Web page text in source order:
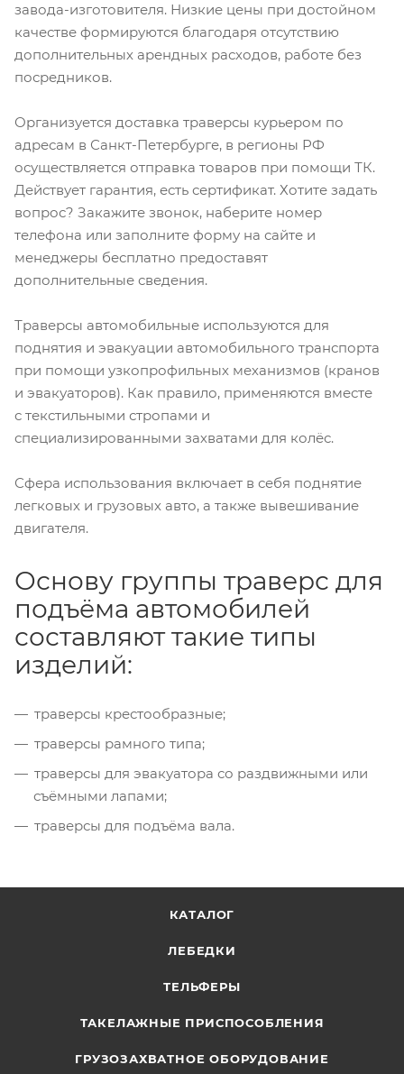
завода-изготовителя. Низкие цены при достойном
качестве формируются благодаря отсутствию
дополнительных арендных расходов, работе без
посредников.
Организуется доставка траверсы курьером по
адресам в Санкт-Петербурге, в регионы РФ
осуществляется отправка товаров при помощи ТК.
Действует гарантия, есть сертификат. Хотите задать
вопрос? Закажите звонок, наберите номер
телефона или заполните форму на сайте и
менеджеры бесплатно предоставят
дополнительные сведения.
Траверсы автомобильные используются для
поднятия и эвакуации автомобильного транспорта
при помощи узкопрофильных механизмов (кранов
и эвакуаторов). Как правило, применяются вместе
с текстильными стропами и
специализированными захватами для колёс.
Сфера использования включает в себя поднятие
легковых и грузовых авто, а также вывешивание
двигателя.
Основу группы траверс для
подъёма автомобилей
составляют такие типы
изделий:
траверсы крестообразные;
траверсы рамного типа;
траверсы для эвакуатора со раздвижными или
съёмными лапами;
траверсы для подъёма вала.
КАТАЛОГ
ЛЕБЕДКИ
ТЕЛЬФЕРЫ
ТАКЕЛАЖНЫЕ ПРИСПОСОБЛЕНИЯ
ГРУЗОЗАХВАТНОЕ ОБОРУДОВАНИЕ